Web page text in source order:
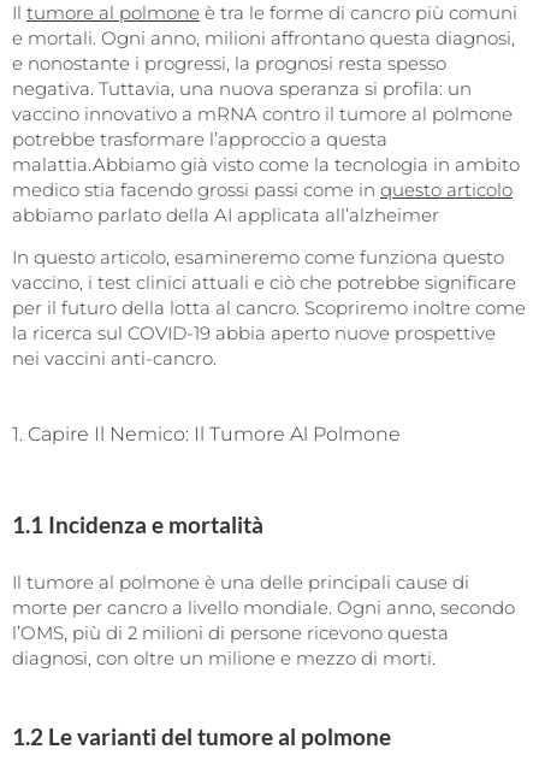
Il tumore al polmone è tra le forme di cancro più comuni
e mortali. Ogni anno, milioni affrontano questa diagnosi,
e nonostante i progressi, la prognosi resta spesso
negativa. Tuttavia, una nuova speranza si profila: un
vaccino innovativo a mRNA contro il tumore al polmone
potrebbe trasformare l’approccio a questa
malattia.Abbiamo già visto come la tecnologia in ambito
medico stia facendo grossi passi come in questo articolo
abbiamo parlato della AI applicata all’alzheimer
In questo articolo, esamineremo come funziona questo
vaccino, i test clinici attuali e ciò che potrebbe significare
per il futuro della lotta al cancro. Scopriremo inoltre come
la ricerca sul COVID-19 abbia aperto nuove prospettive
nei vaccini anti-cancro.
1. Capire Il Nemico: Il Tumore Al Polmone
1.1 Incidenza e mortalità
Il tumore al polmone è una delle principali cause di
morte per cancro a livello mondiale. Ogni anno, secondo
l’OMS, più di 2 milioni di persone ricevono questa
diagnosi, con oltre un milione e mezzo di morti.
1.2 Le varianti del tumore al polmone